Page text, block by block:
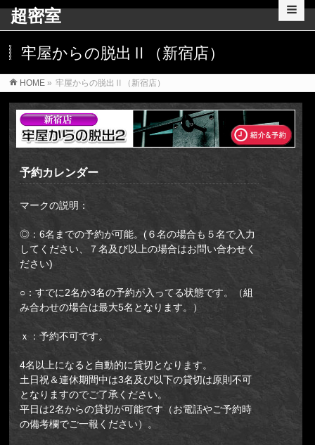
超密室
牢屋からの脱出Ⅱ（新宿店）
HOME » 牢屋からの脱出Ⅱ（新宿店）
予約カレンダー
マークの説明：
◎：6名までの予約が可能。(６名の場合も５名で入力
してください、７名及び以上の場合はお問い合わせく
ださい)
○：すでに2名か3名の予約が入ってる状態です。（組
み合わせの場合は最大5名となります。）
ｘ：予約不可です。
4名以上になると自動的に貸切となります。
土日祝＆連休期間中は3名及び以下の貸切は原則不可
となりますのでご了承ください。
平日は2名からの貸切が可能です（お電話やご予約時
の備考欄でご一報ください）。